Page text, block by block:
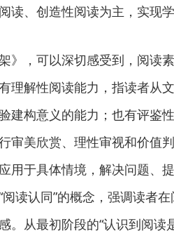
读、创造性阅读为主，实现学
，可以深切感受到，阅读
理解性阅读能力，指读者从
建构意义的能力；也有评鉴
审美欣赏、理性审视和价值
用于具体情境，解决问题、
读认同”的概念，强调读者
。从最初阶段的“认识到阅读